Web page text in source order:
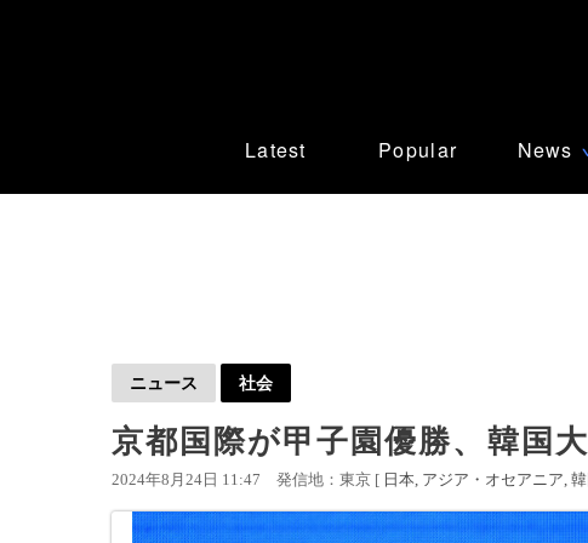
Latest Popular News
ニュース 社会
京都国際が甲子園優勝、韓国
2024年8月24日 11:47 発信地：東京 [ 日本 アジア・オセアニア